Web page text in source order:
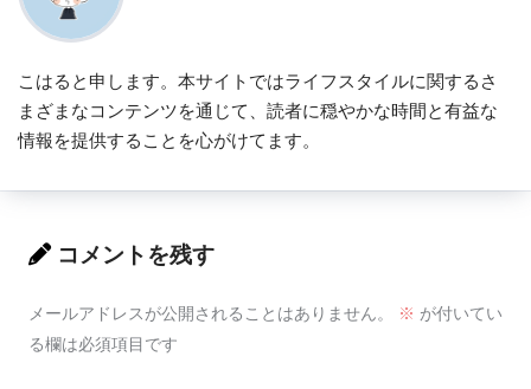
こはると申します。本サイトではライフスタイルに関するさ
まざまなコンテンツを通じて、読者に穏やかな時間と有益な
情報を提供することを心がけてます。
コメントを残す
メールアドレスが公開されることはありません。 ※ が付いてい
る欄は必須項目です